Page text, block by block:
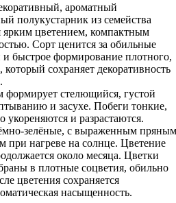
ароматный
полукустарник из семейства
цветением, компактным
Сорт ценится за обильные
быстрое формирование плотного,
который сохраняет декоративность
формирует стелющийся, густой
и засухе. Побеги тонкие,
укореняются и разрастаются.
зелёные, с выраженным пряным
при нагреве на солнце. Цветение
около месяца. Цветки
в плотные соцветия, обильно
цветения сохраняется
насыщенность.